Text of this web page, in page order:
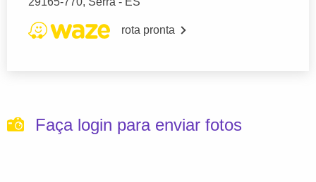
rota pronta
Faça login para enviar fotos